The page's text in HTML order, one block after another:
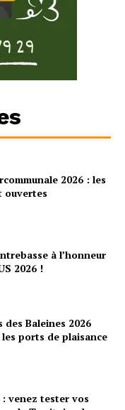
2026 : les
ouvertes
à l’honneur
2026 !
des Baleines 2026
ports de plaisance
: venez tester vos